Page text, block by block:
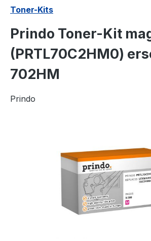
Toner-Kits
Prindo Toner-Kit
(PRTL70C2HM0)
702HM
Prindo